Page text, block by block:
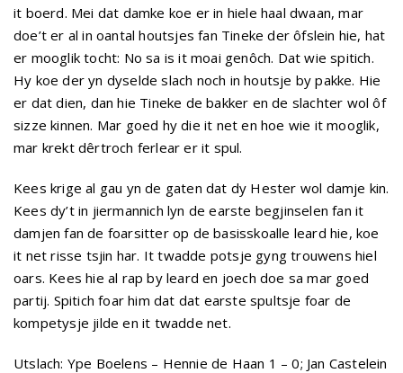
it boerd. Mei dat damke koe er in hiele haal dwaan, mar
doe’t er al in oantal houtsjes fan Tineke der ôfslein hie, hat
er mooglik tocht: No sa is it moai genôch. Dat wie spitich.
Hy koe der yn dyselde slach noch in houtsje by pakke. Hie
er dat dien, dan hie Tineke de bakker en de slachter wol ôf
sizze kinnen. Mar goed hy die it net en hoe wie it mooglik,
mar krekt dêrtroch ferlear er it spul.
Kees krige al gau yn de gaten dat dy Hester wol damje kin.
Kees dy’t in jiermannich lyn de earste begjinselen fan it
damjen fan de foarsitter op de basisskoalle leard hie, koe
it net risse tsjin har. It twadde potsje gyng trouwens hiel
oars. Kees hie al rap by leard en joech doe sa mar goed
partij. Spitich foar him dat dat earste spultsje foar de
kompetysje jilde en it twadde net.
Utslach: Ype Boelens – Hennie de Haan 1 – 0; Jan Castelein